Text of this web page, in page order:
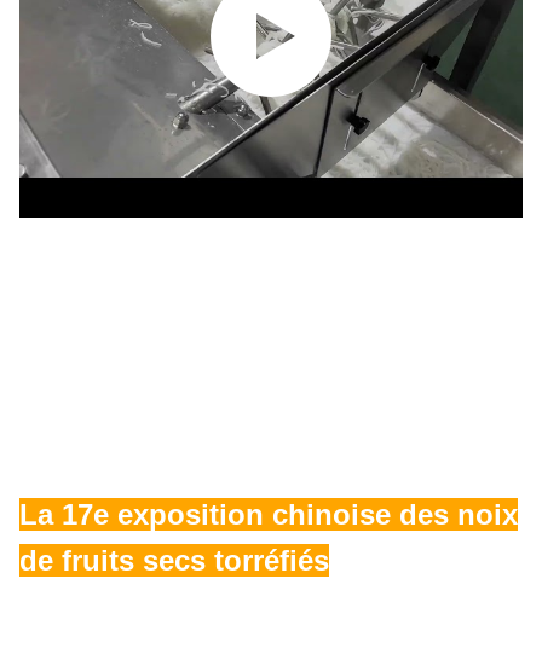
La 17e exposition chinoise des noix
de fruits secs torréfiés